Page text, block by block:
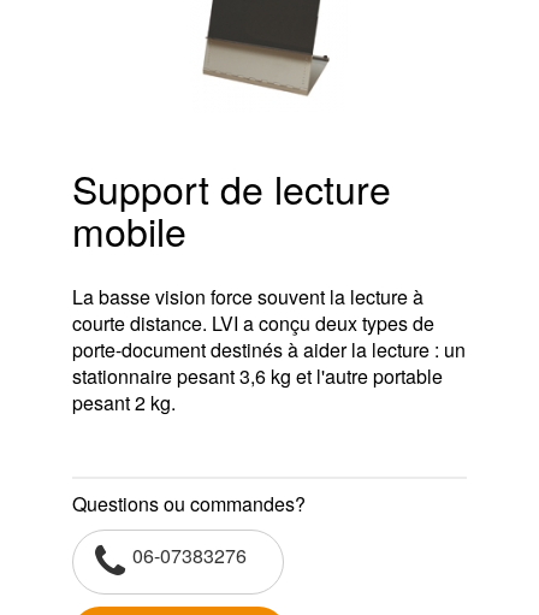
Support de lecture
mobile
La basse vision force souvent la lecture à
courte distance. LVI a conçu deux types de
porte-document destinés à aider la lecture : un
stationnaire pesant 3,6 kg et l'autre portable
pesant 2 kg.
Questions ou commandes?
06-07383276